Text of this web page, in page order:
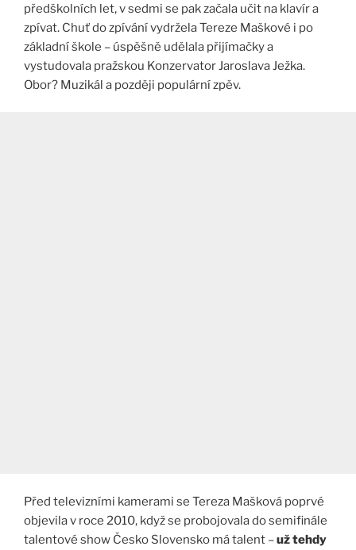
předškolních let, v sedmi se pak začala učit na klavír a
zpívat. Chuť do zpívání vydržela Tereze Maškové i po
základní škole – úspěšně udělala přijímačky a
vystudovala pražskou Konzervator Jaroslava Ježka.
Obor? Muzikál a později populární zpěv.
Před televizními kamerami se Tereza Mašková poprvé
objevila v roce 2010, když se probojovala do semifinále
talentové show Česko Slovensko má talent –už tehdy